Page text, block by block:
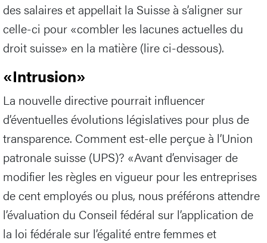
des salaires et appellait la Suisse à s’aligner sur
celle-ci pour «combler les lacunes actuelles du
droit suisse» en la matière (lire ci-dessous).
«Intrusion»
La nouvelle directive pourrait influencer
d’éventuelles évolutions législatives pour plus de
transparence. Comment est-elle perçue à l’Union
patronale suisse (UPS)? «Avant d’envisager de
modifier les règles en vigueur pour les entreprises
de cent employés ou plus, nous préférons attendre
l’évaluation du Conseil fédéral sur l’application de
la loi fédérale sur l’égalité entre femmes et